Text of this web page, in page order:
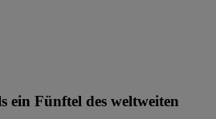
ein Fünftel des weltweiten